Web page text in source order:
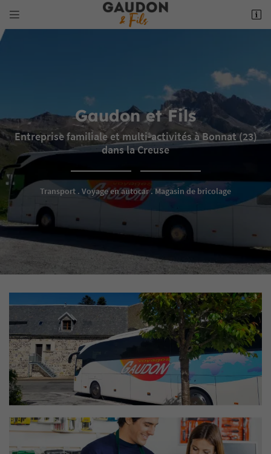


Adresse email de réception
Recopier le code ci-contre
Rafraîchir le captcha
En cochant cette case, vous consentez à recevoir nos propositions commerciales à l'adresse
email indiqué ci-dessus. Vous pouvez vous désinscrire à tout moment en utilisant
formulaire de désinscription.
INSCRIPTION
Gaudon et Fils
Entreprise familiale et multi-activités à Bonnat (23)
dans la Creuse
Transport . Voyage en autocar . Magasin de bricolage